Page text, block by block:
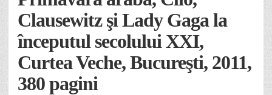
Clausewitz şi Lady Gaga la
începutul secolului XXI,
Curtea Veche, Bucureşti, 2011,
380 pagini